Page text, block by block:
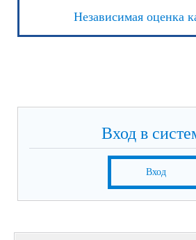
Независимая оценка
Вход в
Вход